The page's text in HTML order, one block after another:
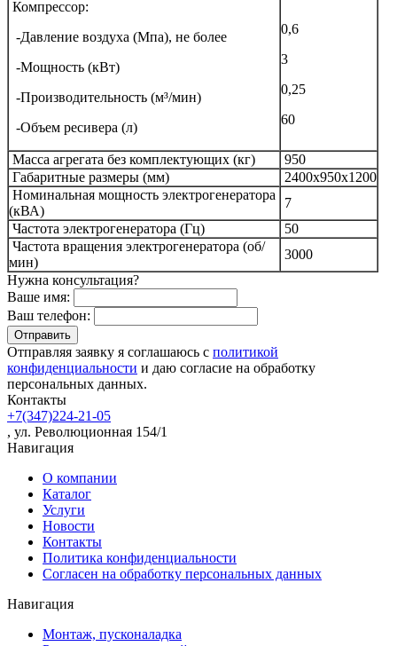
Компрессор:
-Давление воздуха (Мпа), не более
-Мощность (кВт)
-Производительность (м³/мин)
-Объем ресивера (л)
0,6
3
0,25
60
Масса агрегата без комплектующих (кг)
950
Габаритные размеры (мм)
2400х950х1200
Номинальная мощность электрогенератора
(кВА)
7
Частота электрогенератора (Гц)
50
Частота вращения электрогенератора (об/
мин)
3000
Нужна консультация?
Ваше имя:
Ваш телефон:
Отправляя заявку я соглашаюсь с политикой
конфиденциальности и даю согласие на обработку
персональных данных.
Контакты
+7(347)224-21-05
, ул. Революционная 154/1
Навигация
О компании
Каталог
Услуги
Новости
Контакты
Политика конфиденциальности
Согласен на обработку персональных данных
Навигация
Монтаж, пусконаладка